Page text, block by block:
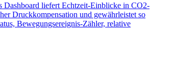
Dashboard liefert Echtzeit-Einblicke in CO2-
Druckkompensation und gewährleistet so
Bewegungsereignis-Zähler, relative